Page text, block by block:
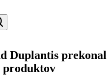
Duplantis prekonal
produktov